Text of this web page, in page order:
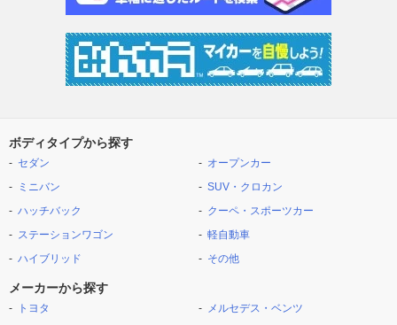
ボディタイプから探す
セダン
ミニバン
ハッチバック
ステーションワゴン
ハイブリッド
オープンカー
SUV・クロカン
クーペ・スポーツカー
軽自動車
その他
メーカーから探す
トヨタ
メルセデス・ベンツ